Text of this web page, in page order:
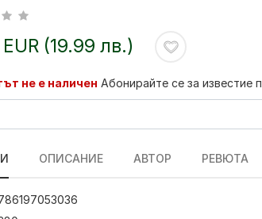
(19.99 лв.)
не е наличен Абонирайте се за известие
ОПИСАНИЕ АВТОР РЕВЮТА